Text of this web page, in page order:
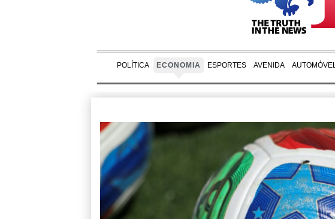
POLÍTICA ECONOMIA ESPORTES AVENIDA AUTOMÓVEL